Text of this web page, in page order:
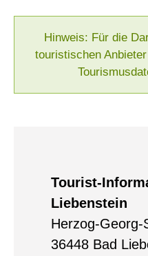
Hinweis: Für die
touristischen
Tourist-
Liebenstein
Herzog-Georg-
36448 Bad